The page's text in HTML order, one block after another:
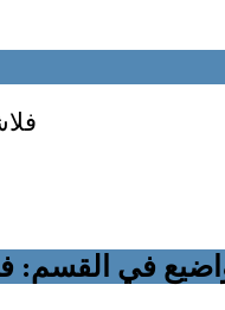
في القسم: